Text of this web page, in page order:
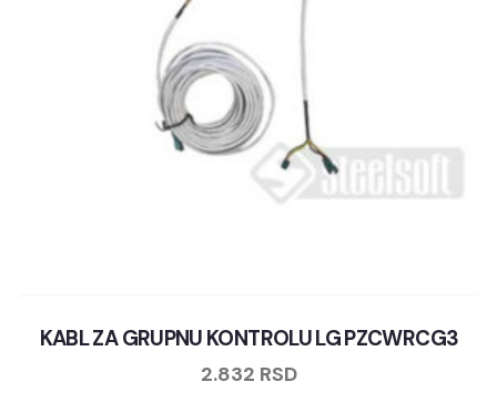
KABL ZA GRUPNU KONTROLU LG PZCWRCG3
2.832 RSD